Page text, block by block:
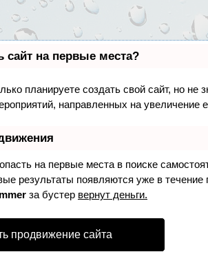
сайт на первые места?
планируете создать свой сайт, но не
направленных на увеличение
на первые места в поиске
результаты появляются уже в
за бустер вернут деньги.
продвижение сайта